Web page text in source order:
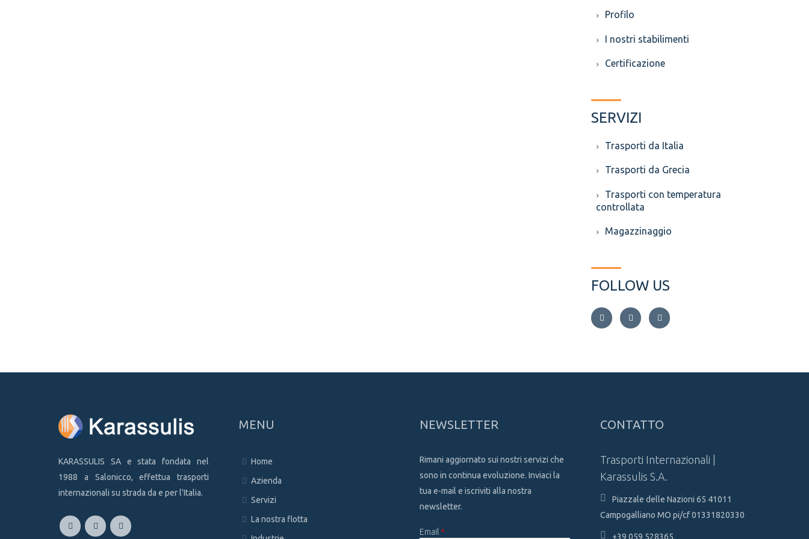
Profilo
I nostri stabilimenti
Certificazione
SERVIZI
Trasporti da Italia
Trasporti da Grecia
Trasporti con temperatura
controllata
Magazzinaggio
FOLLOW US
KARASSULIS SA e stata fondata nel
1988 a Salonicco, effettua trasporti
internazionali su strada da e per l'Italia.
MENU
Home
Azienda
Servizi
La nostra flotta
NEWSLETTER
Rimani aggiornato sui nostri servizi che
sono in continua evoluzione. Inviaci la
tua e-mail e iscriviti alla nostra
newsletter.
Email *
CONTATTO
Trasporti Internazionali |
Karassulis S.A.
Piazzale delle Nazioni 65 41011
Campogalliano MO pi/cf 01331820330
+39 059 528365